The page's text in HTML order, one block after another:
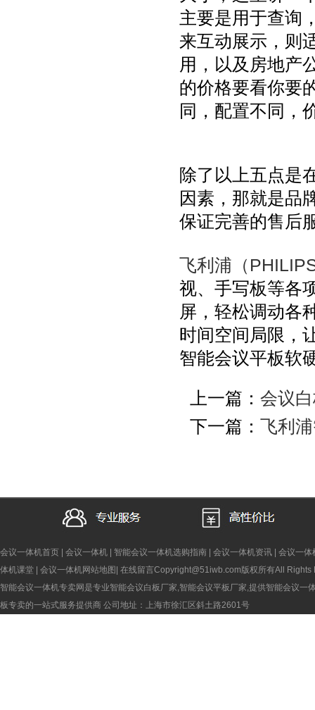
主要是用于查询
来互动展示，则
用，以及房地产
的价格要看你要
同，配置不同，
除了以上五点是
因素，那就是品
保证完善的售后
飞利浦（
视、手写板等各
屏，轻松调动各
时间空间局限，
智能会议平板软
上一篇： 会议
下一篇： 飞利
会议一体机首页 会议一体机 智能会议一体机选购指南 会议一体机资讯
会议一体
体机课堂
会议一体机网站地图 在线留言Copyright@51iwb.com版权所有All Rights
智能会议一体机专卖网是专业智能会议白板厂家,智能会议平板厂家,提供智能会议一
板专卖的一站式服务提供商 公司地址：上海市徐汇区斜土路2601号